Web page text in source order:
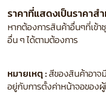
ราคาที่แสดงเป็นราคาส
หากต้องการสินค้าอื่นๆที่เข้
อื่น ๆ ได้ตามต้องการ
หมายเหตุ :สีของสินค้าอาจ
อยู่กับการตั้งค่าหน้าจอของผู้